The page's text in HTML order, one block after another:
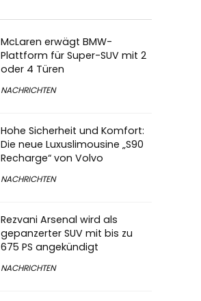
McLaren erwägt BMW-
Plattform für Super-SUV mit 2
oder 4 Türen
NACHRICHTEN
Hohe Sicherheit und Komfort:
Die neue Luxuslimousine „S90
Recharge“ von Volvo
NACHRICHTEN
Rezvani Arsenal wird als
gepanzerter SUV mit bis zu
675 PS angekündigt
NACHRICHTEN